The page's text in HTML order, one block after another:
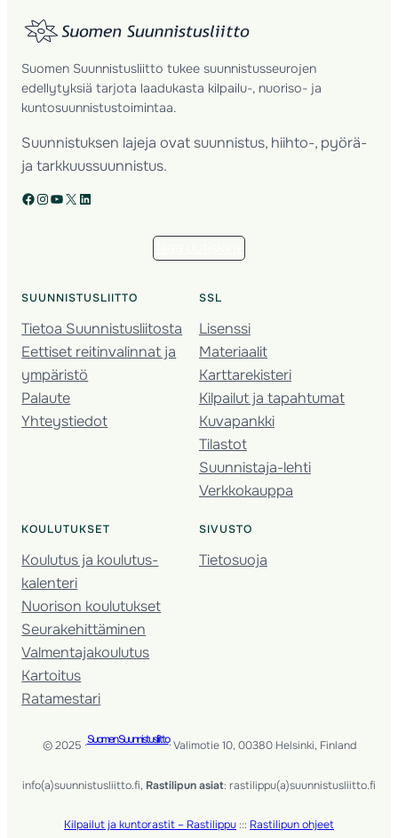
Suomen Suunnistusliitto tukee suunnistusseurojen
edellytyksiä tarjota laadukasta kilpailu-, nuoriso- ja
kuntosuunnistustoimintaa.
Suunnistuksen lajeja ovat suunnistus, hiihto-, pyörä-
ja tarkkuussuunnistus.
Facebook Instagram YouTube X LinkedIn
SUUNNISTUSLIITTO
Tietoa Suunnistusliitosta
Eettiset reitinvalinnat ja
ympäristö
Palaute
Yhteystiedot
SSL
Lisenssi
Materiaalit
Karttarekisteri
Kilpailut ja tapahtumat
Kuvapankki
Tilastot
Suunnistaja-lehti
Verkkokauppa
KOULUTUKSET
Koulutus ja koulutus­
kalenteri
Nuorison koulutukset
Seura­kehittäminen
Valmentaja­koulutus
Kartoitus
Ratamestari
SIVUSTO
Tietosuoja
© 2025 ·Suomen Suunnistusliitto· Valimotie 10, 00380 Helsinki, Finland
info(a)suunnistusliitto.fi, Rastilipun asiat: rastilippu(a)suunnistusliitto.fi
Kilpailut ja kuntorastit – Rastilippu ::: Rastilipun ohjeet